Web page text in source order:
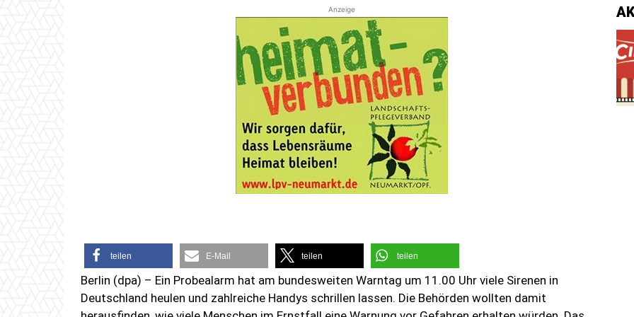
Anzeige
teilen E-Mail teilen teilen
Berlin (dpa) – Ein Probealarm hat am bundesweiten Warntag um 11.00 Uhr viele Sirenen in
Deutschland heulen und zahlreiche Handys schrillen lassen. Die Behörden wollten damit